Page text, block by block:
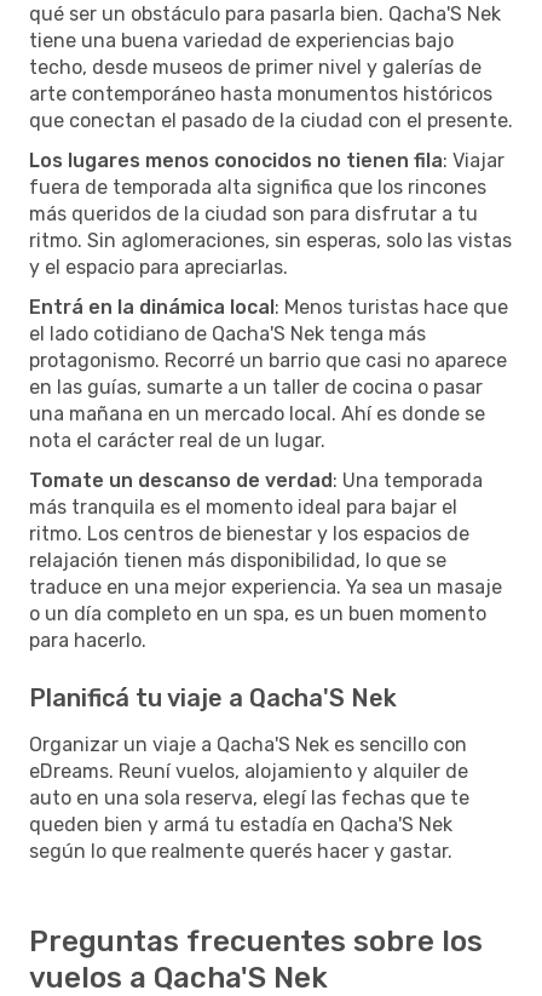
qué ser un obstáculo para pasarla bien. Qacha'S Nek
tiene una buena variedad de experiencias bajo
techo, desde museos de primer nivel y galerías de
arte contemporáneo hasta monumentos históricos
que conectan el pasado de la ciudad con el presente.
Los lugares menos conocidos no tienen fila: Viajar
fuera de temporada alta significa que los rincones
más queridos de la ciudad son para disfrutar a tu
ritmo. Sin aglomeraciones, sin esperas, solo las vistas
y el espacio para apreciarlas.
Entrá en la dinámica local: Menos turistas hace que
el lado cotidiano de Qacha'S Nek tenga más
protagonismo. Recorré un barrio que casi no aparece
en las guías, sumarte a un taller de cocina o pasar
una mañana en un mercado local. Ahí es donde se
nota el carácter real de un lugar.
Tomate un descanso de verdad: Una temporada
más tranquila es el momento ideal para bajar el
ritmo. Los centros de bienestar y los espacios de
relajación tienen más disponibilidad, lo que se
traduce en una mejor experiencia. Ya sea un masaje
o un día completo en un spa, es un buen momento
para hacerlo.
Planificá tu viaje a Qacha'S Nek
Organizar un viaje a Qacha'S Nek es sencillo con
eDreams. Reuní vuelos, alojamiento y alquiler de
auto en una sola reserva, elegí las fechas que te
queden bien y armá tu estadía en Qacha'S Nek
según lo que realmente querés hacer y gastar.
Preguntas frecuentes sobre los
vuelos a Qacha'S Nek